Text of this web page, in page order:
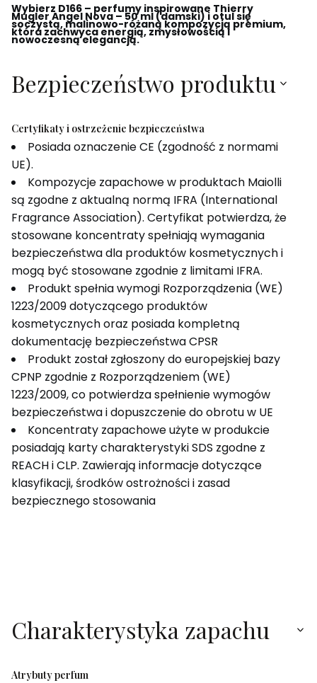
Wybierz D166 – perfumy inspirowane Thierry
Mugler Angel Nova – 50 ml (damski) i otul się
soczystą, malinowo-różaną kompozycją premium,
która zachwyca energią, zmysłowością i
nowoczesną elegancją.
Bezpieczeństwo produktu
Certyfikaty i ostrzeżenie bezpieczeństwa
Posiada oznaczenie CE (zgodność z normami
UE).
Kompozycje zapachowe w produktach Maiolli
są zgodne z aktualną normą IFRA (International
Fragrance Association). Certyfikat potwierdza, że
stosowane koncentraty spełniają wymagania
bezpieczeństwa dla produktów kosmetycznych i
mogą być stosowane zgodnie z limitami IFRA.
Produkt spełnia wymogi Rozporządzenia (WE)
1223/2009 dotyczącego produktów
kosmetycznych oraz posiada kompletną
dokumentację bezpieczeństwa CPSR
Produkt został zgłoszony do europejskiej bazy
CPNP zgodnie z Rozporządzeniem (WE)
1223/2009, co potwierdza spełnienie wymogów
bezpieczeństwa i dopuszczenie do obrotu w UE
Koncentraty zapachowe użyte w produkcie
posiadają karty charakterystyki SDS zgodne z
REACH i CLP. Zawierają informacje dotyczące
klasyfikacji, środków ostrożności i zasad
bezpiecznego stosowania
Charakterystyka zapachu
Atrybuty perfum